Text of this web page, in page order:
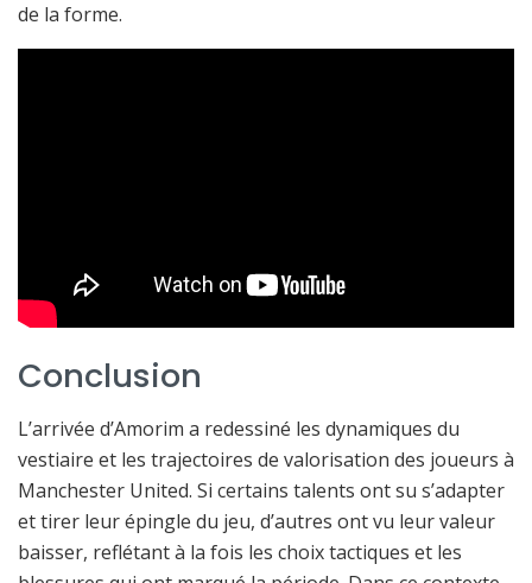
de la forme.
Conclusion
L’arrivée d’Amorim a redessiné les dynamiques du
vestiaire et les trajectoires de valorisation des joueurs à
Manchester United. Si certains talents ont su s’adapter
et tirer leur épingle du jeu, d’autres ont vu leur valeur
baisser, reflétant à la fois les choix tactiques et les